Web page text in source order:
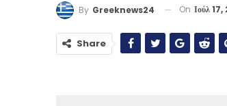
By Greeknews24 On Ιούλ
Share